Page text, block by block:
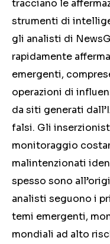
tracciano le
strumenti di
gli analisti di
rapidamente
emergenti,
operazioni di
da siti generati
falsi. Gli
monitoraggio
malintenzionati
spesso sono
analisti seguono i
temi emergenti,
mondiali ad alto